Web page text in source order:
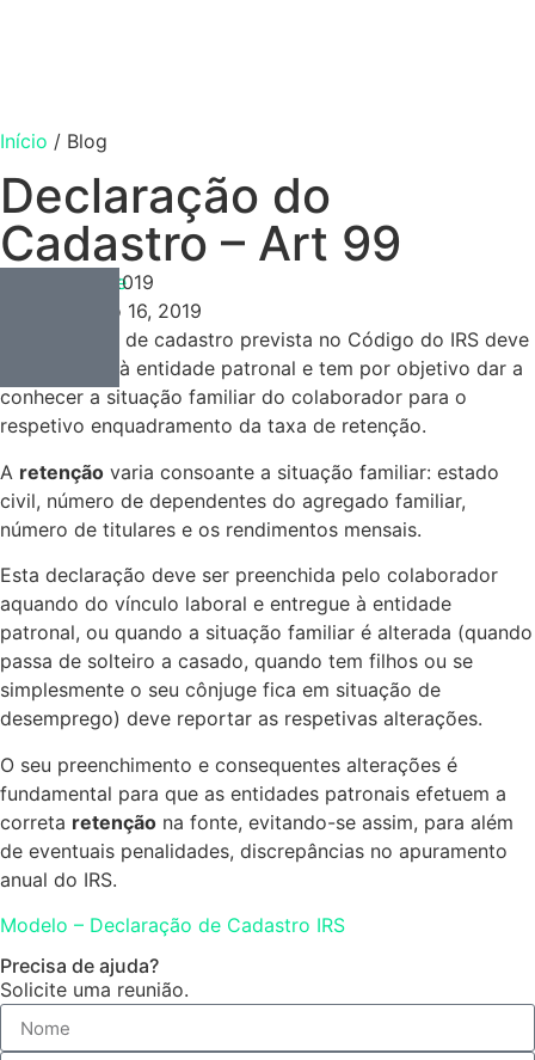
Início / Blog
Declaração do
Cadastro – Art 99
Contabilidade
Outubro 16, 2019
Outubro 16, 2019
A declaração de cadastro prevista no Código do IRS deve
ser entregue à entidade patronal e tem por objetivo dar a
conhecer a situação familiar do colaborador para o
respetivo enquadramento da taxa de retenção.
A retenção varia consoante a situação familiar: estado
civil, número de dependentes do agregado familiar,
número de titulares e os rendimentos mensais.
Esta declaração deve ser preenchida pelo colaborador
aquando do vínculo laboral e entregue à entidade
patronal, ou quando a situação familiar é alterada (quando
passa de solteiro a casado, quando tem filhos ou se
simplesmente o seu cônjuge fica em situação de
desemprego) deve reportar as respetivas alterações.
O seu preenchimento e consequentes alterações é
fundamental para que as entidades patronais efetuem a
correta retenção na fonte, evitando-se assim, para além
de eventuais penalidades, discrepâncias no apuramento
anual do IRS.
Modelo – Declaração de Cadastro IRS
Precisa de ajuda?
Solicite uma reunião.